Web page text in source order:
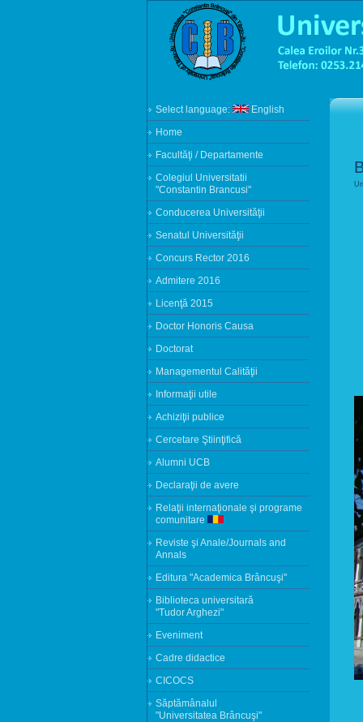
Select language:
English
Home
Facultăţi / Departamente
Colegiul Universitatii
"Constantin Brancusi"
Conducerea Universităţii
Senatul Universităţii
Concurs Rector 2016
Admitere 2016
Licenţă 2015
Doctor Honoris Causa
Doctorat
Managementul Calităţii
Informaţii utile
Achiziţii publice
Cercetare Ştiinţifică
Alumni UCB
Declaraţii de avere
Relaţii internaţionale şi programe
comunitare
Reviste şi Anale/Journals and
Annals
Editura "Academica Brâncuşi"
Biblioteca universitară
"Tudor Arghezi"
Eveniment
Cadre didactice
CICOCS
Săptămânalul
"Universitatea Brâncuşi"